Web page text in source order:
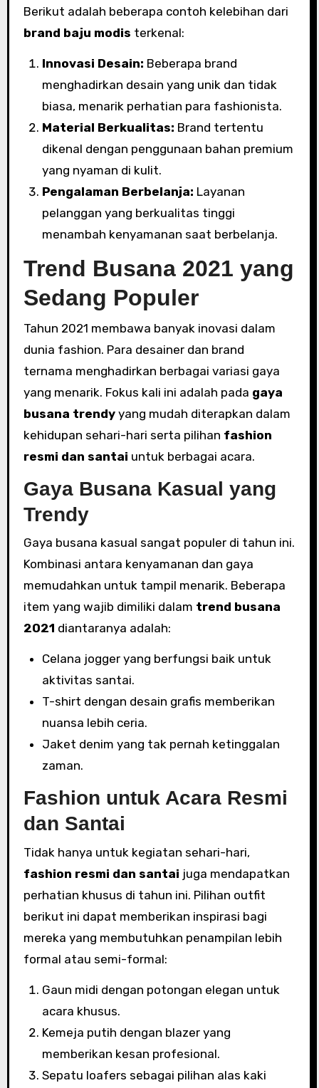
Berikut adalah beberapa contoh kelebihan dari
brand baju modis terkenal:
Innovasi Desain: Beberapa brand
menghadirkan desain yang unik dan tidak
biasa, menarik perhatian para fashionista.
Material Berkualitas: Brand tertentu
dikenal dengan penggunaan bahan premium
yang nyaman di kulit.
Pengalaman Berbelanja: Layanan
pelanggan yang berkualitas tinggi
menambah kenyamanan saat berbelanja.
Trend Busana 2021 yang
Sedang Populer
Tahun 2021 membawa banyak inovasi dalam
dunia fashion. Para desainer dan brand
ternama menghadirkan berbagai variasi gaya
yang menarik. Fokus kali ini adalah pada gaya
busana trendyyang mudah diterapkan dalam
kehidupan sehari-hari serta pilihan fashion
resmi dan santai untuk berbagai acara.
Gaya Busana Kasual yang
Trendy
Gaya busana kasual sangat populer di tahun ini.
Kombinasi antara kenyamanan dan gaya
memudahkan untuk tampil menarik. Beberapa
item yang wajib dimiliki dalam trend busana
2021 diantaranya adalah:
Celana jogger yang berfungsi baik untuk
aktivitas santai.
T-shirt dengan desain grafis memberikan
nuansa lebih ceria.
Jaket denim yang tak pernah ketinggalan
zaman.
Fashion untuk Acara Resmi
dan Santai
Tidak hanya untuk kegiatan sehari-hari,
fashion resmi dan santai juga mendapatkan
perhatian khusus di tahun ini. Pilihan outfit
berikut ini dapat memberikan inspirasi bagi
mereka yang membutuhkan penampilan lebih
formal atau semi-formal:
Gaun midi dengan potongan elegan untuk
acara khusus.
Kemeja putih dengan blazer yang
memberikan kesan profesional.
Sepatu loafers sebagai pilihan alas kaki